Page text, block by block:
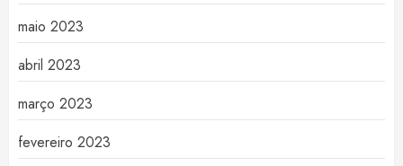
maio 2023
abril 2023
março 2023
fevereiro 2023